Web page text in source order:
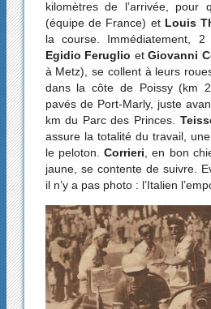
kilomètres de l’arrivée, pour
(équipe de France) etLouis
la course. Immédiatement,
Egidio Feruglio etGiovanni
à Metz), se collent à leurs
dans la côte de Poissy (km
pavés de Port-Marly, juste
km du Parc des Princes.
assure la totalité du travail,
le peloton.Corrieri, en bon
jaune, se contente de suivre.
il n’y a pas photo : l’Italien